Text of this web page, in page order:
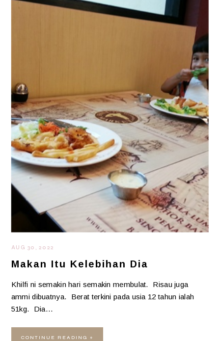
AUG 30, 2022
Makan Itu Kelebihan Dia
Khilfi ni semakin hari semakin membulat. Risau juga
ammi dibuatnya. Berat terkini pada usia 12 tahun ialah
51kg. Dia…
CONTINUE READING »